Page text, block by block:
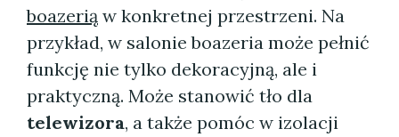
boazerią w konkretnej przestrzeni. Na
przykład, w salonie boazeria może pełnić
funkcję nie tylko dekoracyjną, ale i
praktyczną. Może stanowić tło dla
telewizora, a także pomóc w izolacji